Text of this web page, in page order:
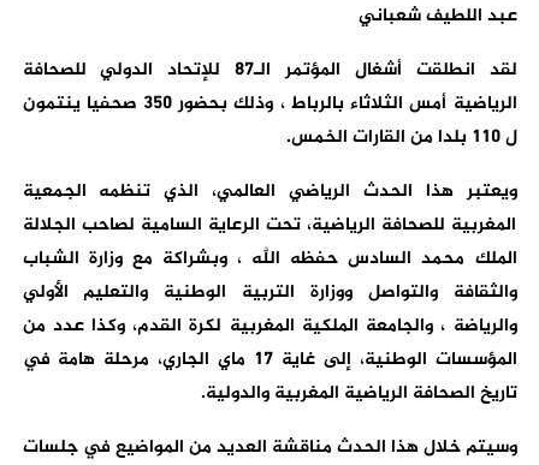
عبد اللطيف شعباني
لقد انطلقت أشغال المؤتمر الـ87 للإتحاد الدولي للصحافة
الرياضية أمس الثلاثاء بالرباط ، وذلك بحضور 350 صحفيا ينتمون
ل 110 بلدا من القارات الخمس.
ويعتبر هذا الحدث الرياضي العالمي، الذي تنظمه الجمعية
المغربية للصحافة الرياضية، تحت الرعاية السامية لصاحب الجلالة
الملك محمد السادس حفظه الله ، وبشراكة مع وزارة الشباب
والثقافة والتواصل ووزارة التربية الوطنية والتعليم الأولي
والرياضة ، والجامعة الملكية المغربية لكرة القدم، وكذا عدد من
المؤسسات الوطنية، إلى غاية 17 ماي الجاري، مرحلة هامة في
تاريخ الصحافة الرياضية المغربية والدولية.
وسيتم خلال هذا الحدث مناقشة العديد من المواضيع في جلسات